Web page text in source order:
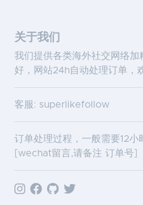
关于我们
我们提供各类海外社交网络
好，网站24h自动处理订单，
客服: superlikefollow
订单处理过程，一般需要12小
[wechat留言,请备注 订单号]